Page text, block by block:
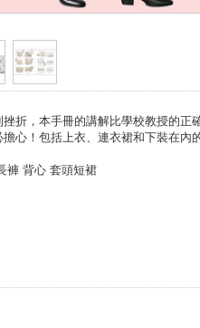
折，本手冊的講解比學校教授的正
心！包括上衣、連衣裙和下裝在內
褲 背心 套頭短裙